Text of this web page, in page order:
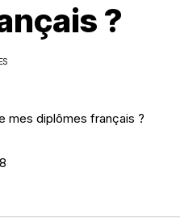
?
mes diplômes français ?